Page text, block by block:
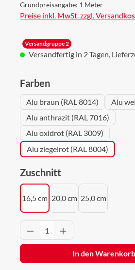
Grundpreisangabe: 1 Meter
Preise inkl. MwSt. zzgl.
Versandgruppe 2
Versandfertig in 2 Tagen,
Farbenauswählen
Alu braun (RAL 8014)
Alu
Alu anthrazit (RAL 7016)
Alu oxidrot (RAL 3009)
Alu ziegelrot (RAL 8004)
Zuschnitt
16,5 cm 20,0 cm 25,0 cm
Produkt Anzahl: Gib
In den Warenkorb